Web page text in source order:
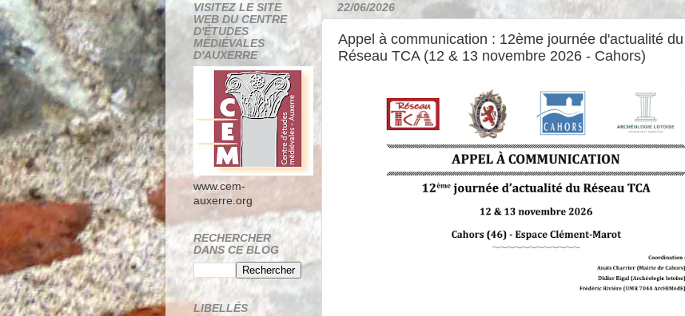
22/06/2026
Appel à communication : 12ème journée d'actualité du
Réseau TCA (12 & 13 novembre 2026 - Cahors)
VISITEZ LE SITE
WEB DU CENTRE
D'ÉTUDES
MÉDIÉVALES
D'AUXERRE
www.cem-
auxerre.org
RECHERCHER
DANS CE BLOG
LIBELLÉS